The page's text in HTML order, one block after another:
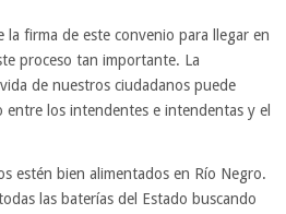
la firma de este convenio para llegar en
proceso tan importante. La
de nuestros ciudadanos puede
los intendentes e intendentas y el
estén bien alimentados en Río Negro.
las baterías del Estado buscando